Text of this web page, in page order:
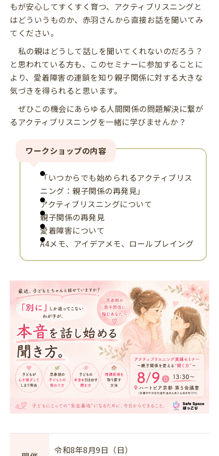
もが安心してすくすく育つ、アクティブリスニングと
はどういうものか、赤羽さんから直接お話を聞いてみ
てください。
私の親はどうして話しを聞いてくれないのだろう？
と思われている方も、このセミナーに参加することに
より、愛着障害の連鎖を知り親子関係に対する大きな
気づきを得られると思います。
ぜひこの機会にあらゆる人間関係の問題解決に繋が
るアクティブリスニングを一緒に学びませんか？
ワークショップの内容
「いつからでも始められるアクティブリス
ニング：親子関係の再発見」
アクティブリスニングについて
親子関係の再発見
愛着障害について
A4メモ、アイデアメモ、ロールプレイング
令和8年8月9日（日）